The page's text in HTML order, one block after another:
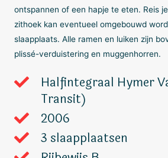
ontspannen of een hapje te eten. Reis
zithoek kan eventueel omgebouwd
slaapplaats. Alle ramen en luiken zijn
plissé-verduistering en muggenhorren.
Halfintegraal Hymer
Transit)
2006
3 slaapplaatsen